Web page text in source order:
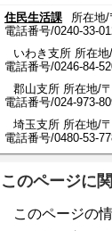
住民生活課
所在地
電話番号/0240-33-
いわき支所 所在
電話番号/0246-84-
郡山支所 所在地/
電話番号/024-973-
埼玉支所 所在地/
電話番号/0480-53-
このページに
このページの